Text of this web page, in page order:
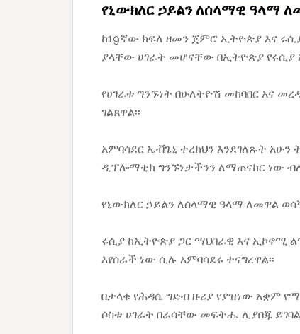
የኒውክለር ኃይልን ለሰላማዊ ዓላማ
ከ19ኛው ክፍለ ዘመን ጀምሮ ኢትዮጵያ እና
ያላቸው ሀገራት መሆናቸው በኢትዮጵያ የሩሲያ
የሀገራቱ ግንኙነት በሁለትዮሽ መከባበር እና
ገልጸዋል፡፡
አምባሳደር ኤቭጌኒ ተረክህን እንደገለጹት
ዲፕሎማቲክ ግንኙነታችንን ለማጠናከር ነው
የኒውክለር ኃይልን ለሰላማዊ ዓላማ ለመዋል
ሩሲያ ከኢትዮጵያ ጋር ማህበራዊ እና ኢኮኖሚ
እየሰራች ነው ሲሉ አምባሳደሩ ተናግረዋል፡፡
በታላቁ የሕዳሴ ግድብ ዙሪያ የያዝነው አቋም
ሶስቱ ሀገራት በራሳቸው መፍትሔ ሊያበጁ ይገባል